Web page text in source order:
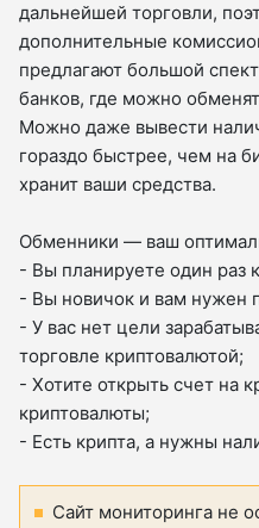
дальнейшей торговли,
дополнительные
предлагают большой
банков, где можно
Можно даже вывести
гораздо быстрее, чем на
хранит ваши средства.
Обменники — ваш
- Вы планируете один раз
- Вы новичок и вам нужен
- У вас нет цели
торговле криптовалютой;
- Хотите открыть счет на
криптовалюты;
- Есть крипта, а нужны
Сайт мониторинга не